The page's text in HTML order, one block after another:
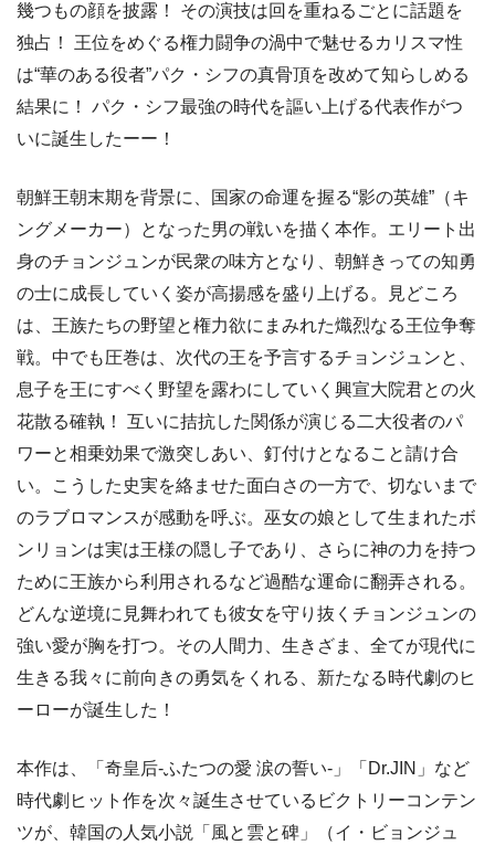
幾つもの顔を披露！ その演技は回を重ねるごとに話題を
独占！ 王位をめぐる権力闘争の渦中で魅せるカリスマ性
は“華のある役者”パク・シフの真骨頂を改めて知らしめる
結果に！ パク・シフ最強の時代を謳い上げる代表作がつ
いに誕生したーー！
朝鮮王朝末期を背景に、国家の命運を握る“影の英雄”（キ
ングメーカー）となった男の戦いを描く本作。エリート出
身のチョンジュンが民衆の味方となり、朝鮮きっての知勇
の士に成長していく姿が高揚感を盛り上げる。見どころ
は、王族たちの野望と権力欲にまみれた熾烈なる王位争奪
戦。中でも圧巻は、次代の王を予言するチョンジュンと、
息子を王にすべく野望を露わにしていく興宣大院君との火
花散る確執！ 互いに拮抗した関係が演じる二大役者のパ
ワーと相乗効果で激突しあい、釘付けとなること請け合
い。こうした史実を絡ませた面白さの一方で、切ないまで
のラブロマンスが感動を呼ぶ。巫女の娘として生まれたボ
ンリョンは実は王様の隠し子であり、さらに神の力を持つ
ために王族から利用されるなど過酷な運命に翻弄される。
どんな逆境に見舞われても彼女を守り抜くチョンジュンの
強い愛が胸を打つ。その人間力、生きざま、全てが現代に
生きる我々に前向きの勇気をくれる、新たなる時代劇のヒ
ーローが誕生した！
本作は、「奇皇后-ふたつの愛 涙の誓い-」「Dr.JIN」など
時代劇ヒット作を次々誕生させているビクトリーコンテン
ツが、韓国の人気小説「風と雲と碑」（イ・ビョンジュ